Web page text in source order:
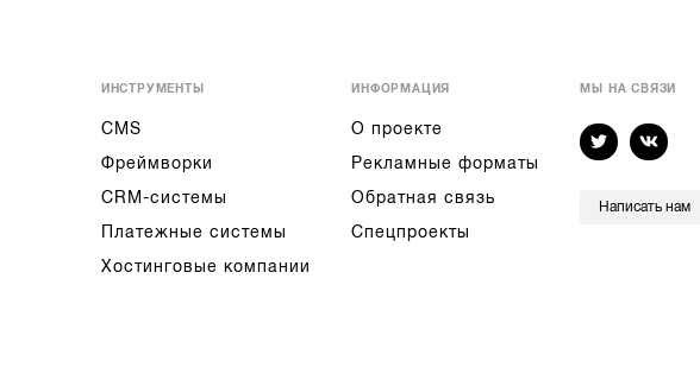
ИНСТРУМЕНТЫ
CMS
Фреймворки
CRM-системы
Платежные системы
Хостинговые компании
ИНФОРМАЦИЯ
О проекте
Рекламные форматы
Обратная связь
Спецпроекты
МЫ НА СВЯЗИ
Написать нам